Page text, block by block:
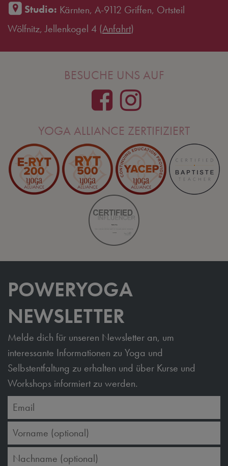
Studio: Kärnten, A-9112 Griffen, Ortsteil
Wölfnitz, Jellenkogel 4 (Anfahrt)
BESUCHE UNS AUF
YOGA ALLIANCE ZERTIFIZIERT
POWERYOGA
NEWSLETTER
Melde dich für unseren Newsletter an, um
interessante Informationen zu Yoga und
Selbstentfaltung zu erhalten und über Kurse und
Workshops informiert zu werden.